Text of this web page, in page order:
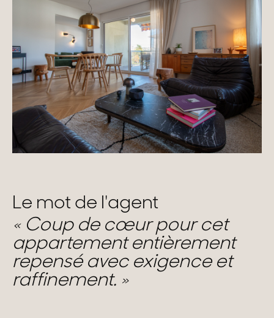
Le mot de l'agent
Coup de cœur pour cet
appartement entièrement
repensé avec exigence et
raffinement.